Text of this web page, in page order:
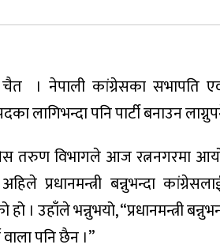
। नेपाली कांग्रेसका सभापति एवं
पदका लागिभन्दा पनि पार्टी बनाउन
तरुण विभागले आज रत्ननगरमा
प्रधानमन्त्री बन्नुभन्दा
। उहाँले भन्नुभयो, “प्रधानमन्त्री
पनि छैन ।”